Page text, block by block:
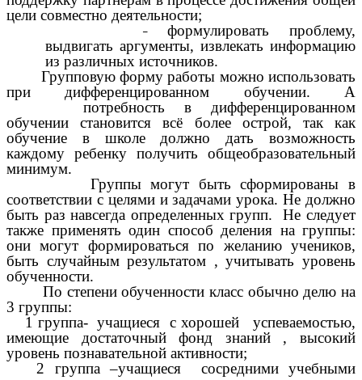
цели совместно деятельности;
формулировать проблему,
выдвигать аргументы, извлекать информацию
из различных источников.
Групповую форму работы можно использовать
при дифференцированном обучении. А
потребность в дифференцированном
обучении становится всё более острой, так как
обучение в школе должно дать возможность
каждому ребенку получить общеобразовательный
минимум.
Группы могут быть сформированы в
соответствии с целями и задачами урока. Не должно
быть раз навсегда определенных групп. Не следует
также применять один способ деления на группы:
они могут формироваться по желанию учеников,
быть случайным результатом , учитывать уровень
обученности.
По степени обученности класс обычно делю на
3 группы:
1 группа- учащиеся с хорошей успеваемостью,
имеющие достаточный фонд знаний , высокий
уровень познавательной активности;
2 группа –учащиеся сосредними учебными